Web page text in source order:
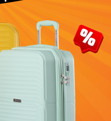
Âu tháng 6 vì đây là
Anthony DELANOIX
độ trung bình từ 18 đến 26
điểm lý tưởng cho du lịch
bầu trời trong, nắng vàng